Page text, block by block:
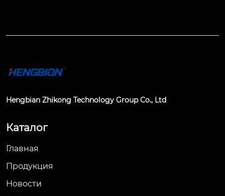
Hengbian Zhikong Technology Group Co., Ltd
Каталог
Главная
Продукция
Новости